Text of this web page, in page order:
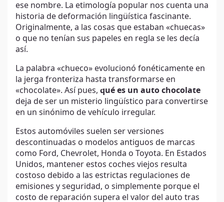
ese nombre. La etimología popular nos cuenta una
historia de deformación lingüística fascinante.
Originalmente, a las cosas que estaban «chuecas»
o que no tenían sus papeles en regla se les decía
así.
La palabra «chueco» evolucionó fonéticamente en
la jerga fronteriza hasta transformarse en
«chocolate». Así pues, qué es un auto chocolate
deja de ser un misterio lingüístico para convertirse
en un sinónimo de vehículo irregular.
Estos automóviles suelen ser versiones
descontinuadas o modelos antiguos de marcas
como Ford, Chevrolet, Honda o Toyota. En Estados
Unidos, mantener estos coches viejos resulta
costoso debido a las estrictas regulaciones de
emisiones y seguridad, o simplemente porque el
costo de reparación supera el valor del auto tras